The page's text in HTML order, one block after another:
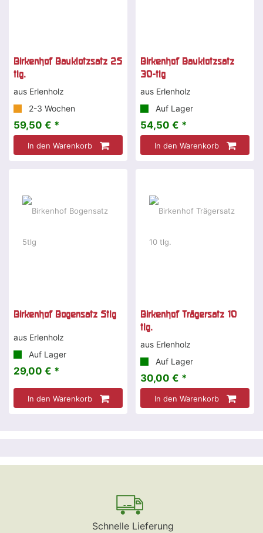
Birkenhof Bauklotzsatz 25
tlg.
aus Erlenholz
2-3 Wochen
59,50 € *
In den Warenkorb
Birkenhof Bauklotzsatz
30-tlg
aus Erlenholz
Auf Lager
54,50 € *
In den Warenkorb
Birkenhof Bogensatz 5tlg
aus Erlenholz
Auf Lager
29,00 € *
In den Warenkorb
Birkenhof Trägersatz 10
tlg.
aus Erlenholz
Auf Lager
30,00 € *
In den Warenkorb
Schnelle Lieferung